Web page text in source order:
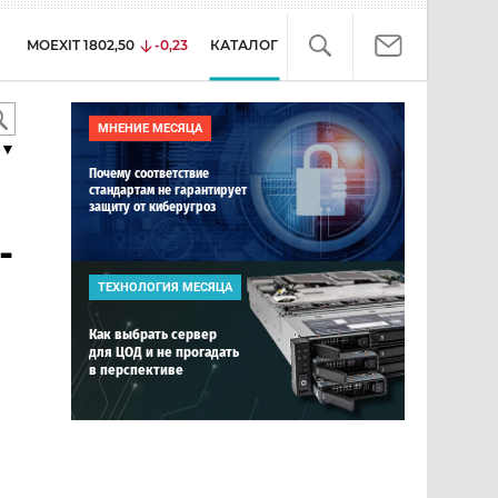
MOEXIT 1802,50 -0,23 КАТАЛОГ
МНЕНИЕ МЕСЯЦА
Почему соответствие
стандартам не гарантирует
защиту от киберугроз
ТЕХНОЛОГИЯ МЕСЯЦА
Как выбрать сервер
для ЦОД и не прогадать
в перспективе